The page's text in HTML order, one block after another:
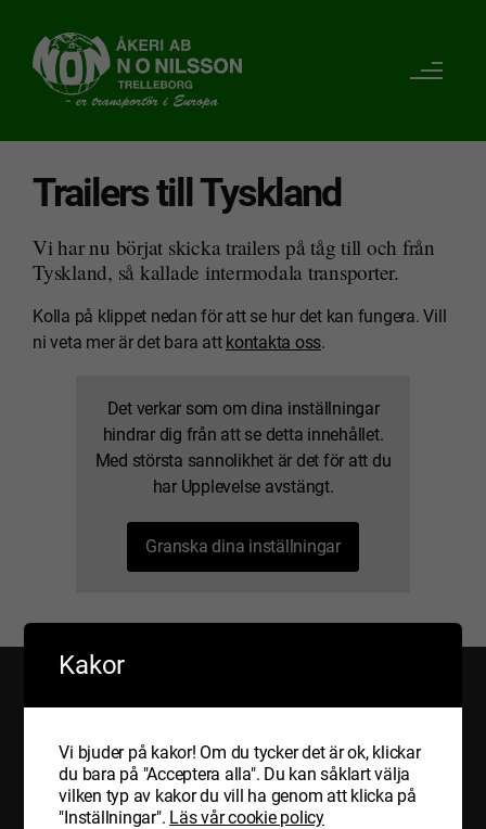
Trailers till Tyskland
Vi har nu börjat skicka trailers på tåg till och från
Tyskland, så kallade intermodala transporter.
Kolla på klippet nedan för att se hur det kan fungera. Vill
ni veta mer är det bara att kontakta oss.
Det verkar som om dina inställningar
hindrar dig från att se detta innehållet.
Med största sannolikhet är det för att du
har Upplevelse avstängt.
Granska dina inställningar
Hem
Nyheter
Om oss
Kakor
Vi bjuder på kakor! Om du tycker det är ok, klickar
du bara på "Acceptera alla". Du kan såklart välja
vilken typ av kakor du vill ha genom att klicka på
"Inställningar". Läs vår cookie policy